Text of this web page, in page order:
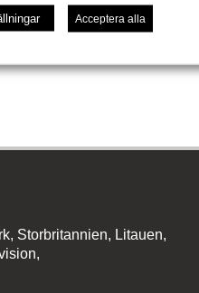
Storbritannien, Litauen,
Acceptera alla